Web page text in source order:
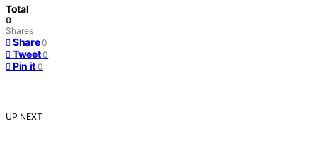
Total
0
Shares
Share 0
Tweet 0
Pin it 0
UP NEXT